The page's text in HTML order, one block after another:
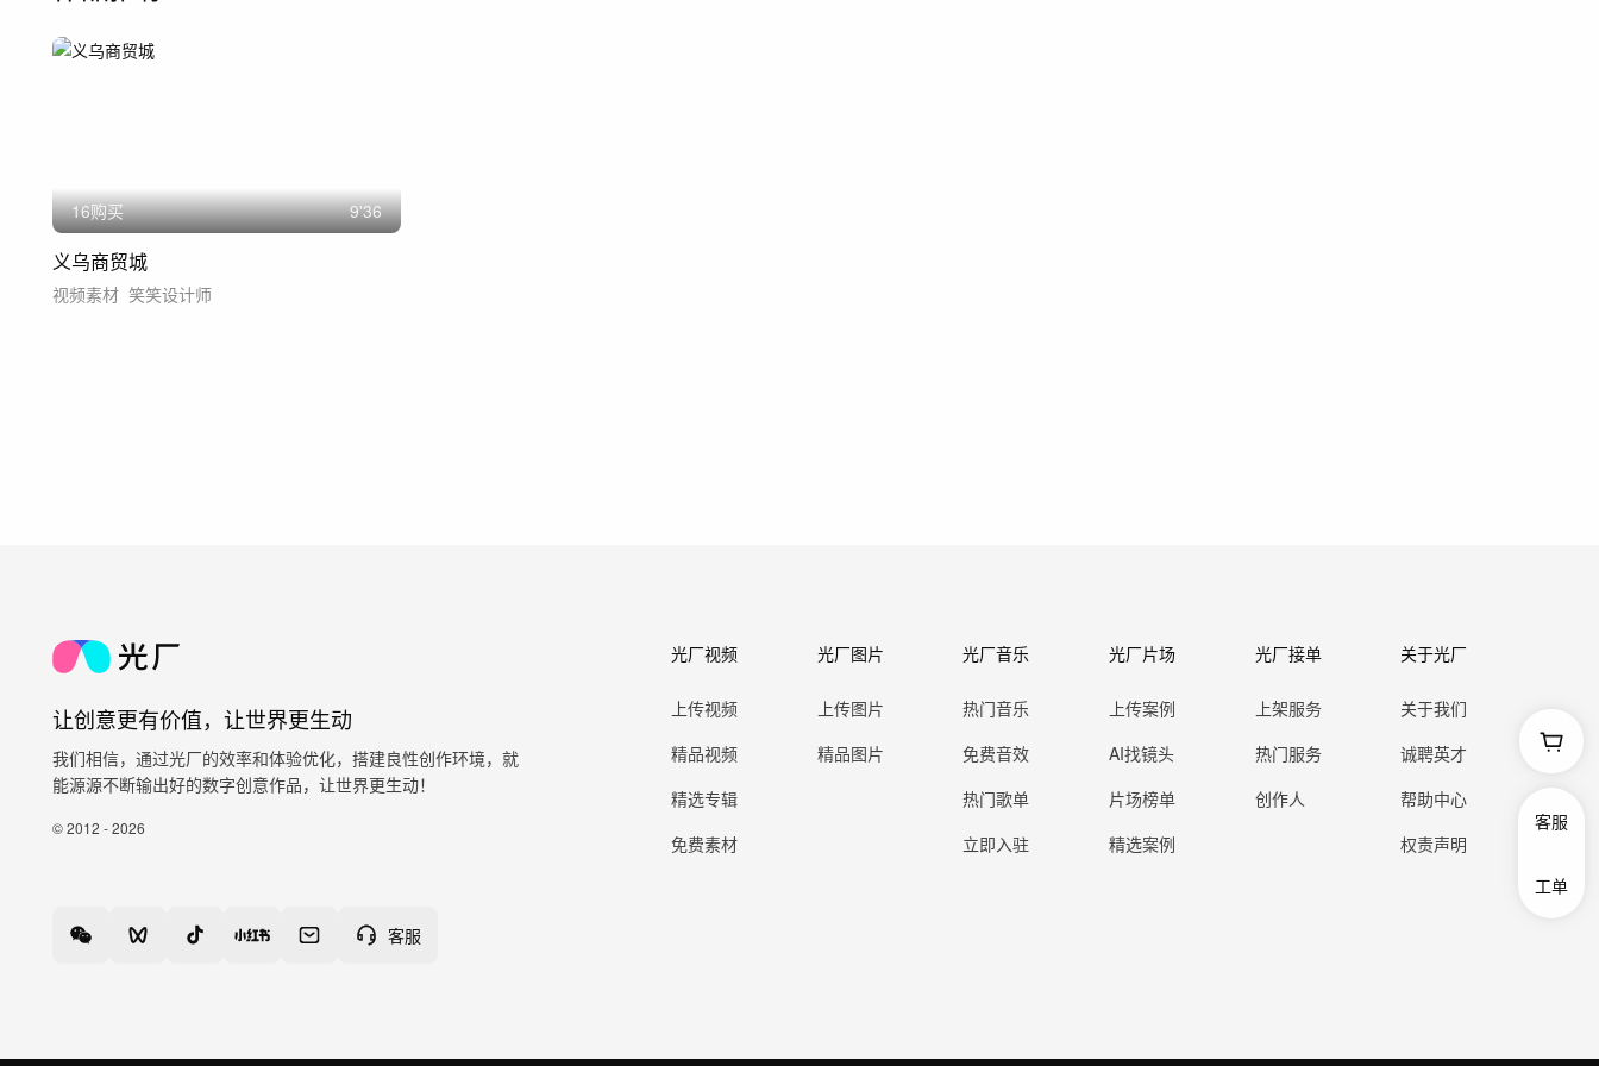
16购买 9'36
义乌商贸城
视频素材 笑笑设计师
让创意更有价值，让世界更生动
我们相信，通过光厂的效率和体验优化，搭建良性创作环境，就
能源源不断输出好的数字创意作品，让世界更生动！
© 2012 - 2026
客服
光厂视频
上传视频
精品视频
精选专辑
免费素材
光厂图片
上传图片
精品图片
光厂音乐
热门音乐
免费音效
热门歌单
立即入驻
光厂片场
上传案例
AI找镜头
片场榜单
精选案例
光厂接单
上架服务
热门服务
创作人
关于光厂
关于我们
诚聘英才
帮助中心
权责声明
客服
工单